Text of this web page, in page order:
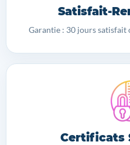
Satisfait-
Garantie : 30 jours satisfait
Certificats